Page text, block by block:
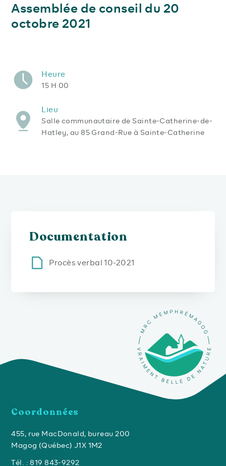
Assemblée de conseil du 20
octobre 2021
Heure
15 H 00
Lieu
Salle communautaire de Sainte-Catherine-de-
Hatley, au 85 Grand-Rue à Sainte-Catherine
Documentation
Procès verbal 10-2021
Coordonnées
455, rue MacDonald, bureau 200
Magog (Québec) J1X 1M2
Tél. : 819 843-9292